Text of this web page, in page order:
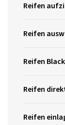
Reifen
Reifen
Reifen
Reifen
Reifen